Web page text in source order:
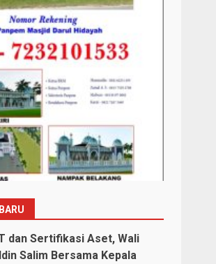
dan Sertifikasi Aset, Wali
Salim Bersama Kepala